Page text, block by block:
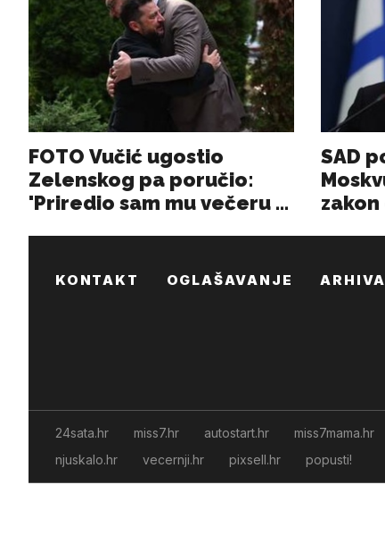
KONTAKT OGLAŠAVANJE ARHIVA
24sata.hr miss7.hr autostart.hr miss7mama.hr
njuskalo.hr
vecernji.hr pixsell.hr popusti!